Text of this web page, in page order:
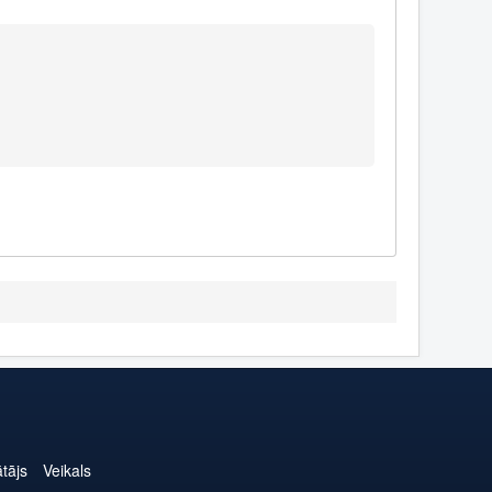
Veikals